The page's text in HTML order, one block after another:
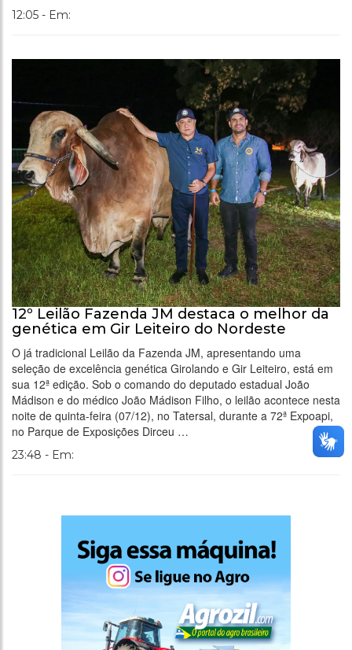
12:05 - Em:
12º Leilão Fazenda JM destaca o melhor da
genética em Gir Leiteiro do Nordeste
O já tradicional Leilão da Fazenda JM, apresentando uma
seleção de excelência genética Girolando e Gir Leiteiro, está em
sua 12ª edição. Sob o comando do deputado estadual João
Mádison e do médico João Mádison Filho, o leilão acontece nesta
noite de quinta-feira (07/12), no Tatersal, durante a 72ª Expoapi,
no Parque de Exposições Dirceu …
23:48 - Em: